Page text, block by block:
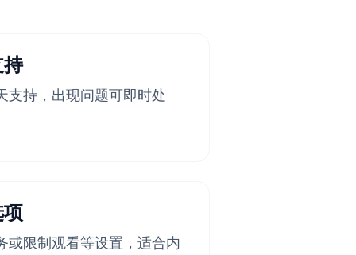
支持，出现问题可即时处
或限制观看等设置，适合内